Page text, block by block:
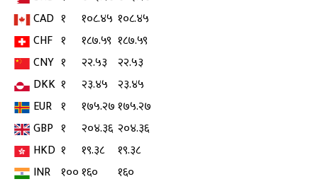
CAD १ १०८.४५ १०८.४५
CHF १ १८७.५९ १८७.५९
CNY १ २२.५३
२२.५३
DKK १ २३.४५ २३.४५
EUR १ १७५.२७१७५.२७
GBP १ २०४.३६ २०४.३६
HKD १ १९.३८
१९.३८
INR १००१६०
१६०